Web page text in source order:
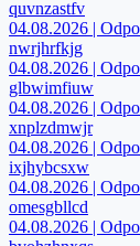
quvnzastfv
04.08.2026 |
nwrjhrfkjg
04.08.2026 |
glbwimfiuw
04.08.2026 |
xnplzdmwjr
04.08.2026 |
ixjhybcsxw
04.08.2026 |
omesgbllcd
04.08.2026 |